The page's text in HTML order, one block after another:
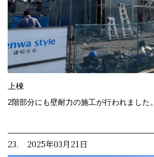
上棟
2階部分にも壁耐力の施工が行われました。
23. 2025年03月21日